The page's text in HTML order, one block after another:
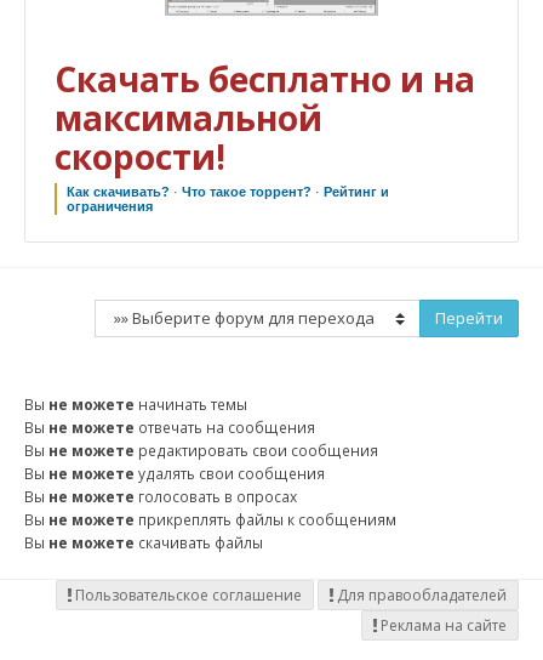
Скачать бесплатно и на
максимальной
скорости!
Как скачивать? ·Что такое торрент? · Рейтинг и
ограничения
Вы не можете начинать темы
Вы не можете отвечать на сообщения
Вы не можете редактировать свои сообщения
Вы не можете удалять свои сообщения
Вы не можете голосовать в опросах
Вы не можете прикреплять файлы к сообщениям
Вы не можете скачивать файлы
Пользовательское соглашение
Для правообладателей
Реклама на сайте